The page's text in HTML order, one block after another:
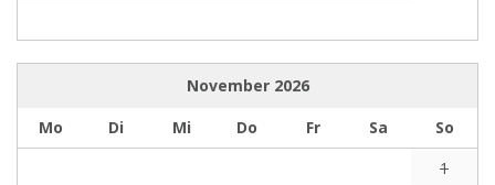
November 2026
Mo
Di Mi Do Fr Sa
So
1